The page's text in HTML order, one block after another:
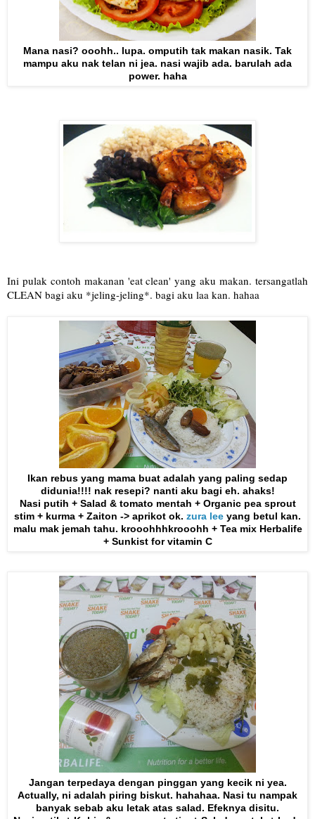
Mana nasi? ooohh.. lupa. omputih tak makan nasik. Tak
mampu aku nak telan ni jea. nasi wajib ada. barulah ada
power. haha
Ini pulak contoh makanan 'eat clean' yang aku makan. tersangatlah
CLEAN bagi aku *jeling-jeling*. bagi aku laa kan. hahaa
Ikan rebus yang mama buat adalah yang paling sedap
didunia!!!! nak resepi? nanti aku bagi eh. ahaks!
Nasi putih + Salad & tomato mentah + Organic pea sprout
stim + kurma + Zaiton -> aprikot ok. zura lee yang betul kan.
malu mak jemah tahu. krooohhhkrooohh + Tea mix Herbalife
+ Sunkist for vitamin C
Jangan terpedaya dengan pinggan yang kecik ni yea.
Actually, ni adalah piring biskut. hahahaa. Nasi tu nampak
banyak sebab aku letak atas salad. Efeknya disitu.